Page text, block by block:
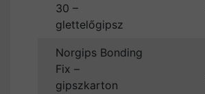
30 –
glettelőgipsz
Norgips Bonding
Fix –
gipszkarton